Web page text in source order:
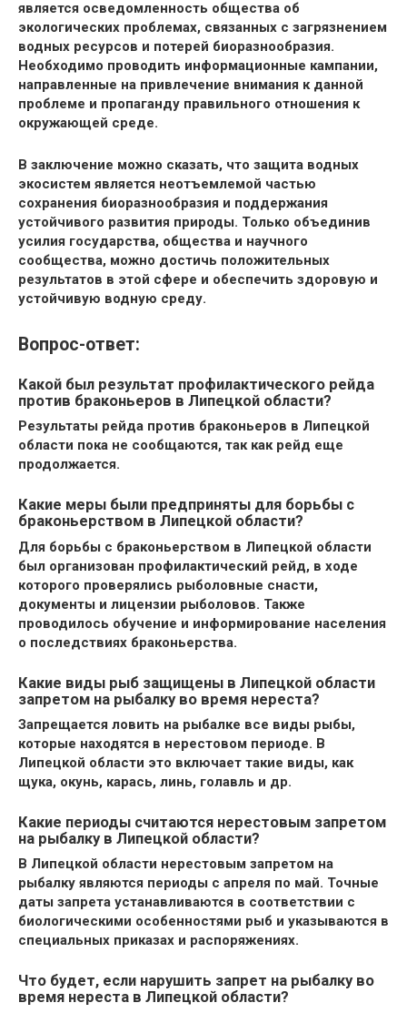
является осведомленность общества об
экологических проблемах, связанных с загрязнением
водных ресурсов и потерей биоразнообразия.
Необходимо проводить информационные кампании,
направленные на привлечение внимания к данной
проблеме и пропаганду правильного отношения к
окружающей среде.
В заключение можно сказать, что защита водных
экосистем является неотъемлемой частью
сохранения биоразнообразия и поддержания
устойчивого развития природы. Только объединив
усилия государства, общества и научного
сообщества, можно достичь положительных
результатов в этой сфере и обеспечить здоровую и
устойчивую водную среду.
Вопрос-ответ:
Какой был результат профилактического рейда
против браконьеров в Липецкой области?
Результаты рейда против браконьеров в Липецкой
области пока не сообщаются, так как рейд еще
продолжается.
Какие меры были предприняты для борьбы с
браконьерством в Липецкой области?
Для борьбы с браконьерством в Липецкой области
был организован профилактический рейд, в ходе
которого проверялись рыболовные снасти,
документы и лицензии рыболовов. Также
проводилось обучение и информирование населения
о последствиях браконьерства.
Какие виды рыб защищены в Липецкой области
запретом на рыбалку во время нереста?
Запрещается ловить на рыбалке все виды рыбы,
которые находятся в нерестовом периоде. В
Липецкой области это включает такие виды, как
щука, окунь, карась, линь, голавль и др.
Какие периоды считаются нерестовым запретом
на рыбалку в Липецкой области?
В Липецкой области нерестовым запретом на
рыбалку являются периоды с апреля по май. Точные
даты запрета устанавливаются в соответствии с
биологическими особенностями рыб и указываются в
специальных приказах и распоряжениях.
Что будет, если нарушить запрет на рыбалку во
время нереста в Липецкой области?